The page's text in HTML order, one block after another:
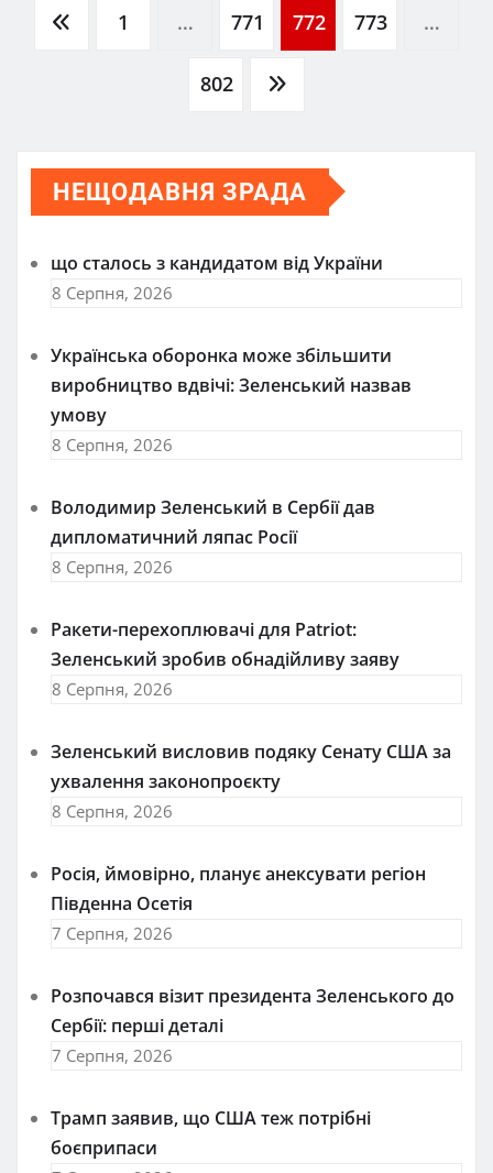
Пагінація
1 … 771 772 773 …
802
НЕЩОДАВНЯ ЗРАДА
що сталось з кандидатом від України
8 Серпня, 2026
Українська оборонка може збільшити
виробництво вдвічі: Зеленський назвав
умову
8 Серпня, 2026
Володимир Зеленський в Сербії дав
дипломатичний ляпас Росії
8 Серпня, 2026
Ракети-перехоплювачі для Patriot:
Зеленський зробив обнадійливу заяву
8 Серпня, 2026
Зеленський висловив подяку Сенату США за
ухвалення законопроєкту
8 Серпня, 2026
Росія, ймовірно, планує анексувати регіон
Південна Осетія
7 Серпня, 2026
Розпочався візит президента Зеленського до
Сербії: перші деталі
7 Серпня, 2026
Трамп заявив, що США теж потрібні
боєприпаси